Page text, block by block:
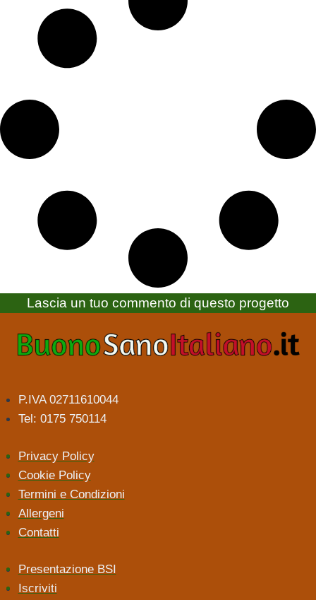
Lascia un tuo commento di questo progetto
P.IVA 02711610044
Tel: 0175 750114
Privacy Policy
Cookie Policy
Termini e Condizioni
Allergeni
Contatti
Presentazione BSI
Iscriviti